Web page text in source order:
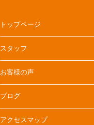
トップページ
スタッフ
お客様の声
ブログ
アクセスマップ